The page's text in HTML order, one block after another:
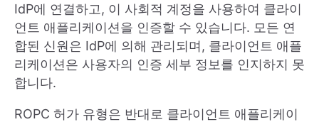
IdP에 연결하고, 이 사회적 계정을 사용하여 클라이
언트 애플리케이션을 인증할 수 있습니다. 모든 연
합된 신원은 IdP에 의해 관리되며, 클라이언트 애플
리케이션은 사용자의 인증 세부 정보를 인지하지 못
합니다.
ROPC 허가 유형은 반대로 클라이언트 애플리케이